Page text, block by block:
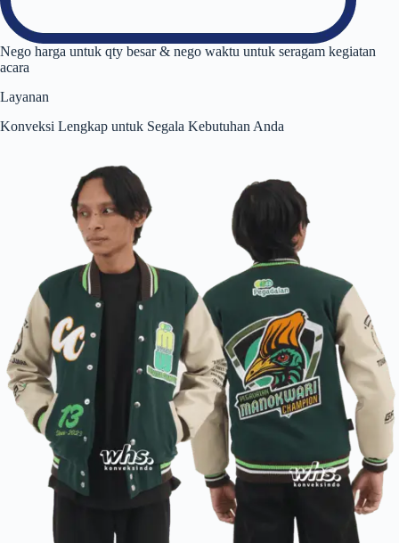
Nego harga untuk qty besar & nego waktu untuk seragam kegiatan
acara
Layanan
Konveksi Lengkap untuk Segala Kebutuhan Anda